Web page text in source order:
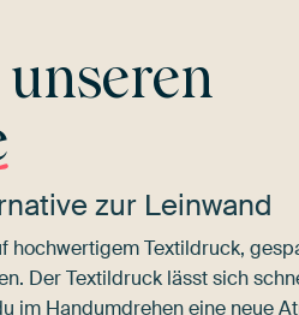
zur Leinwand
hochwertigem Textildruck,
Der Textildruck lässt sich
im Handumdrehen eine neue